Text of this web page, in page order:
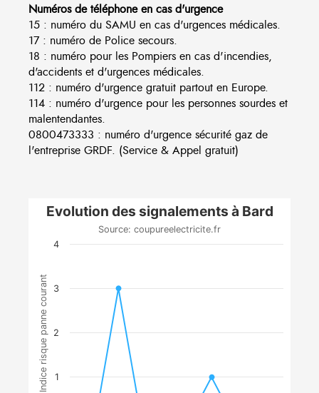
Numéros de téléphone en cas d'urgence
15 : numéro du SAMU en cas d'urgences médicales.
17 : numéro de Police secours.
18 : numéro pour les Pompiers en cas d'incendies,
d'accidents et d'urgences médicales.
112 : numéro d'urgence gratuit partout en Europe.
114 : numéro d'urgence pour les personnes sourdes et
malentendantes.
0800473333 : numéro d'urgence sécurité gaz de
l'entreprise GRDF. (Service & Appel gratuit)
Indice risque panne courant
Evolution des signalements à Bard
Source: coupureelectricite.fr
1
2
3
4